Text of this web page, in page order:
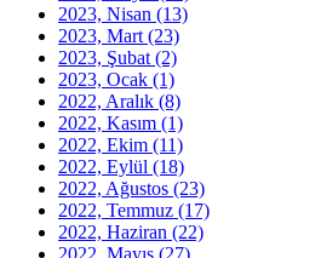
2023, Nisan (13)
2023, Mart (23)
2023, Şubat (2)
2023, Ocak (1)
2022, Aralık (8)
2022, Kasım (1)
2022, Ekim (11)
2022, Eylül (18)
2022, Ağustos (23)
2022, Temmuz (17)
2022, Haziran (22)